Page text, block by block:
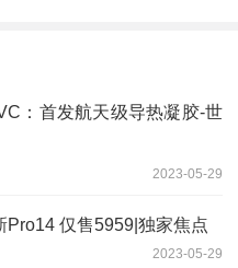
：首发航天级导热凝胶-世
2023-05-29
Pro14 仅售5959|独家焦点
2023-05-29